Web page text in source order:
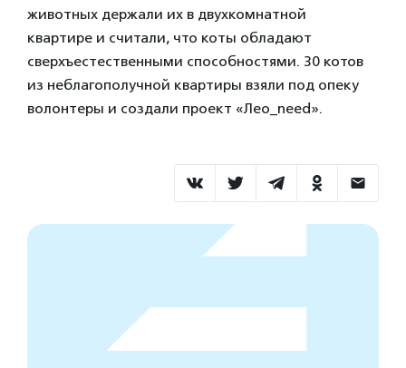
животных держали их в двухкомнатной
квартире и считали, что коты обладают
сверхъестественными способностями. 30 котов
из неблагополучной квартиры взяли под опеку
волонтеры и создали проект «Лео_need».